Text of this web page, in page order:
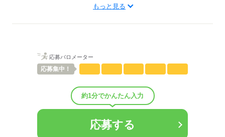
専任担当があなたをフォロー。
未経験から事務で活躍している先輩も
応募する
大手企業から、少人数の会社など
しずか
男女比
その他
もっと見る
応募バロメーター
応募集中！
約1分でかんたん入力
応募する